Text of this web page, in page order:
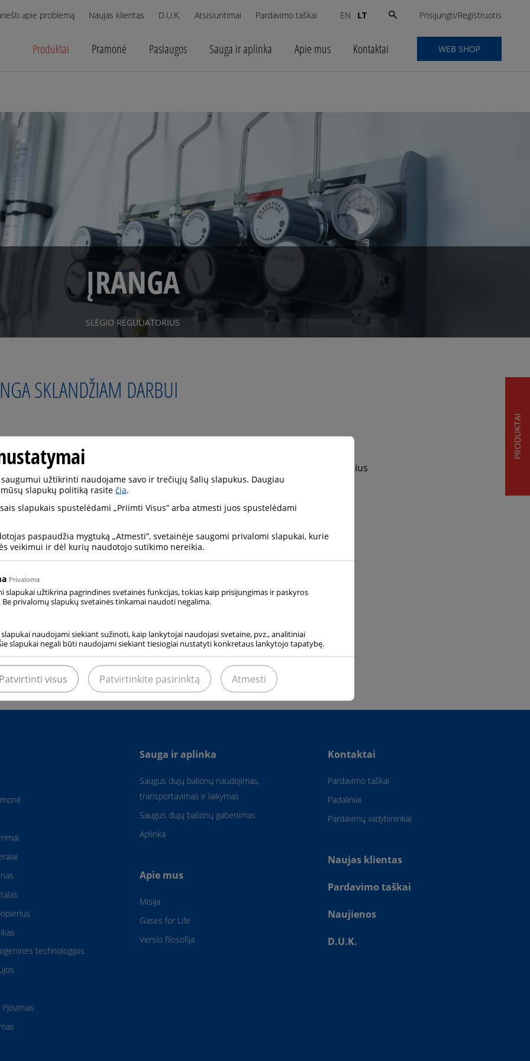
apie problemą Naujas klientas D.U.K. Atsisiuntimai Pardavimo taškai EN LT
Search
Prisijungti/Registruotis
Produktai Pramonė Paslaugos Sauga ir aplinka Apie mus Kontaktai WEB SHOP
ĮRANGA
SLĖGIO REGULIATORIUS
SKLANDŽIAM DARBUI
susijusios su pramonine dujų įranga ir tiekimo sistemomis. Nuo paprastų
iki dujų balionų spintelių, kiekvienas komponentas atitinka aukščiausius
standartus.
vožtuvai
elektroninėje parduotuvėje –www.gasbox.lt
PRODUKTAI
technologijos
Sauga ir aplinka
Saugus dujų balionų naudojimas,
transportavimas ir laikymas
Saugus dujų balionų gabenimas
Aplinka
Apie mus
Misija
Gases for Life
Verslo filosofija
Kontaktai
Pardavimo taškai
Padaliniai
Pardavimų vadybininkai
Naujas klientas
Pardavimo taškai
Naujienos
D.U.K.
saugumui užtikrinti naudojame savo ir trečiųjų šalių slapukus. Daugiau
slapukų politiką rasite čia.
slapukais spustelėdami „Priimti Visus” arba atmesti juos spustelėdami
paspaudžia mygtuką „Atmesti”, svetainėje saugomi privalomi slapukai, kurie
veikimui ir dėl kurių naudotojo sutikimo nereikia.
Privaloma
slapukai užtikrina pagrindines svetainės funkcijas, tokias kaip prisijungimas ir paskyros
Be privalomų slapukų svetainės tinkamai naudoti negalima.
naudojami siekiant sužinoti, kaip lankytojai naudojasi svetaine, pvz., analitiniai
slapukai negali būti naudojami siekiant tiesiogiai nustatyti konkretaus lankytojo tapatybę.
Atmesti
Patvirtinkite pasirinktą
Patvirtinti visus